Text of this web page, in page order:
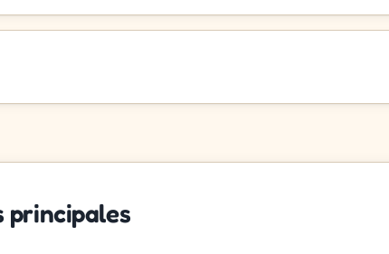
principales